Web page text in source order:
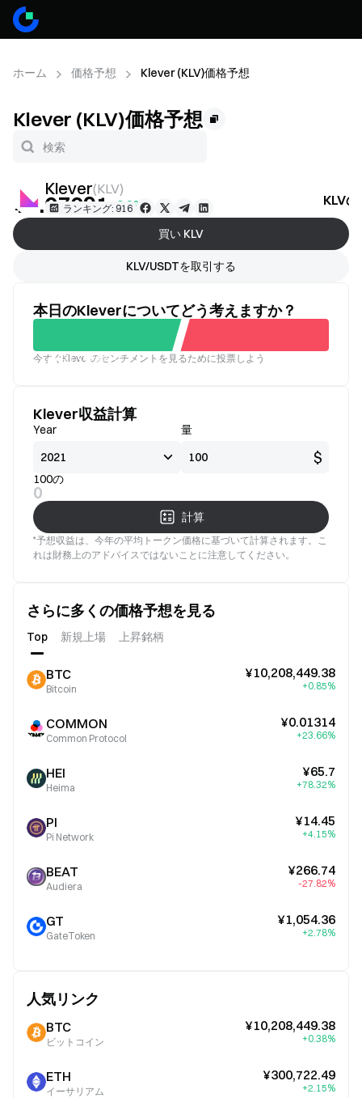
ホーム 価格予想 Klever (KLV)価格予想
Klever (KLV)価格予想
Klever(KLV)
ランキング: 916 KLV
¥0.07091+0.9%
買い KLV
KLV/USDTを取引する
本日のKleverについてどう考えますか？
良い 悪い
今すぐKleverのセンチメントを見るために投票しよう
Klever収益計算
Year 量
$
100の
0
計算
*予想収益は、今年の平均トークン価格に基づいて計算されます。こ
れは財務上のアドバイスではないことに注意してください。
さらに多くの価格予想を見る
Top 新規上場 上昇銘柄
BTC
Bitcoin
¥10,208,449.38
+0.85%
COMMON
Common Protocol
¥0.01314
+23.66%
HEI
Heima
¥65.7
+78.32%
PI
Pi Network
¥14.45
+4.15%
BEAT
Audiera
¥266.74
-27.82%
GT
GateToken
¥1,054.36
+2.78%
人気リンク
BTC
ビットコイン
¥10,208,449.38
+0.38%
ETH
イーサリアム
¥300,722.49
+2.15%